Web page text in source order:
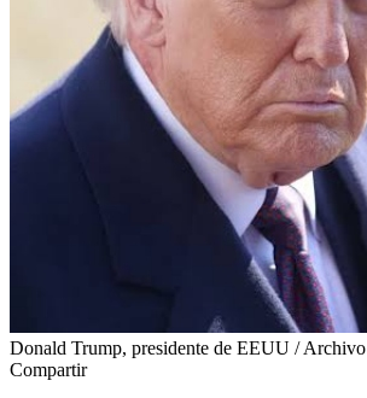
Donald Trump, presidente de EEUU / Archivo
Compartir